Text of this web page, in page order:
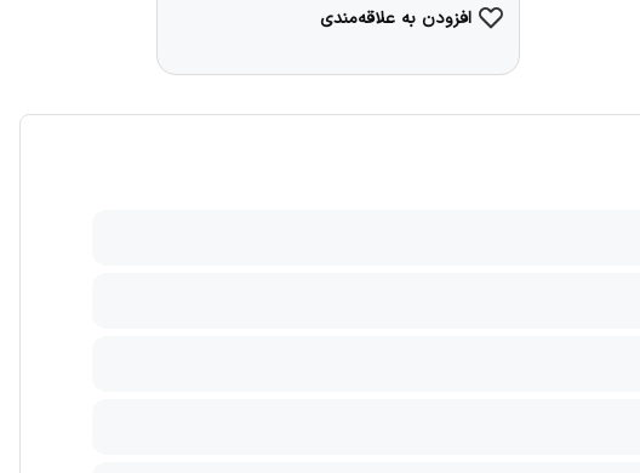
افزودن به علاقه‌مندی